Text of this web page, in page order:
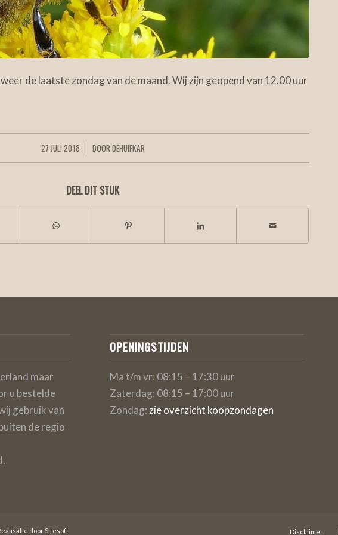
de laatste zondag van de maand. Wij zijn geopend van 12.00 uur
27 JULI 2018
/ DOORDEHUIFKAR
DEEL DIT STUK
maar
u bestelde
gebruik van
de regio
OPENINGSTIJDEN
Ma t/m vr: 08:15 – 17:30 uur
Zaterdag: 08:15 – 17:00 uur
Zondag:zie overzicht koopzondagen
door Sitesoft Disclaimer